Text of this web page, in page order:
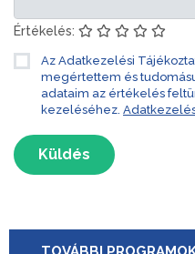
Értékelés:
Az Adatkezelési
megértettem és
adataim az értékelés
kezeléséhez.
Küldés